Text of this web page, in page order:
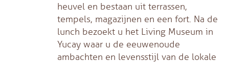
heuvel en bestaan uit terrassen,
tempels, magazijnen en een fort. Na de
lunch bezoekt u het Living Museum in
Yucay waar u de eeuwenoude
ambachten en levensstijl van de lokale